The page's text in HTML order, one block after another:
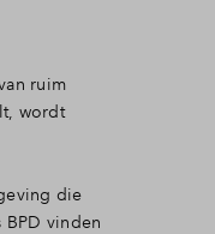
ruim
wordt
die
vinden